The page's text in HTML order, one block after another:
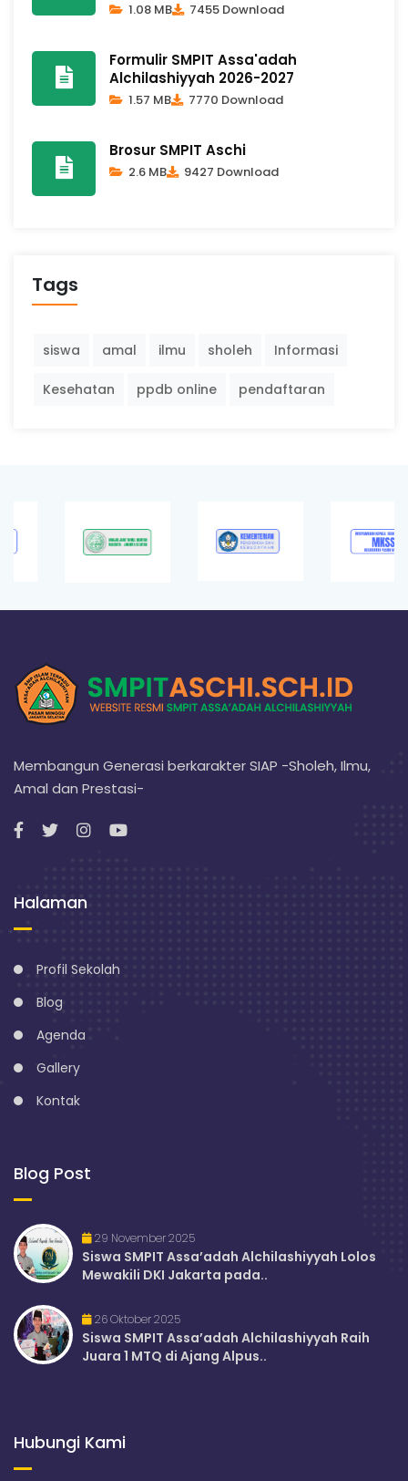
1.08 MB 7455 Download
Formulir SMPIT Assa'adah
Alchilashiyyah 2026-2027
1.57 MB 7770 Download
Brosur SMPIT Aschi
2.6 MB 9427 Download
Tags
siswa amal ilmu sholeh Informasi
Kesehatan ppdb online pendaftaran
Membangun Generasi berkarakter SIAP -Sholeh, Ilmu,
Amal dan Prestasi-
Halaman
Profil Sekolah
Blog
Agenda
Gallery
Kontak
Blog Post
29 November 2025
Siswa SMPIT Assa’adah Alchilashiyyah Lolos
Mewakili DKI Jakarta pada..
26 Oktober 2025
Siswa SMPIT Assa’adah Alchilashiyyah Raih
Juara 1 MTQ di Ajang Alpus..
Hubungi Kami